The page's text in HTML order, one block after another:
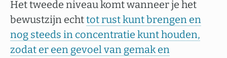
Het tweede niveau komt wanneer je het
bewustzijn echttot rust kunt brengen en
nog steeds in concentratie kunt houden,
zodat er een gevoel van gemak en